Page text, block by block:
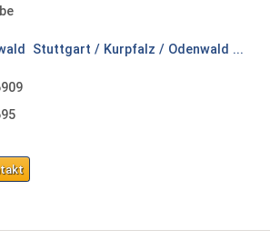
Stuttgart / Kurpfalz / Odenwald ...